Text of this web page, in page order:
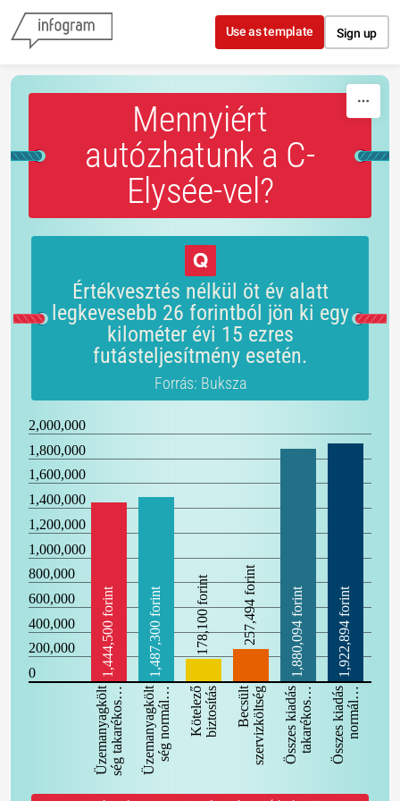
Skip to content
Use as template Sign up
Mennyiért
autózhatunk a C-
Elysée-vel?
Értékvesztés nélkül öt év alatt
legkevesebb 26 forintból jön ki egy
kilométer évi 15 ezres
futásteljesítmény esetén.
Forrás: Buksza
2,000,000
1,800,000
1,600,000
1,400,000
1,200,000
1,000,000
800,000
600,000
400,000
200,000
0
Üzemanyagköltség takarékos… Üzemanyagköltség normál… Kötelezőbiztosítás Becsültszervizköltség Összes kiadástakarékos… Összes kiadásnormál…
1,444,500 forint 1,487,300 forint 178,100 forint 257,494 forint 1,880,094 forint 1,922,894 forint